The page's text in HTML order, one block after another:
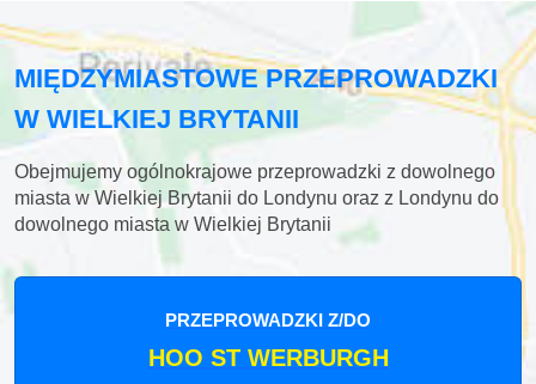
MIĘDZYMIASTOWE PRZEPROWADZKI
W WIELKIEJ BRYTANII
Obejmujemy ogólnokrajowe przeprowadzki z dowolnego
miasta w Wielkiej Brytanii do Londynu oraz z Londynu do
dowolnego miasta w Wielkiej Brytanii
PRZEPROWADZKI Z/DO
HOO ST WERBURGH